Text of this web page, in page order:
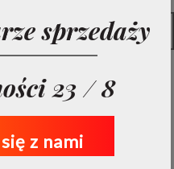
sprzedaży
23 / 8
z nami